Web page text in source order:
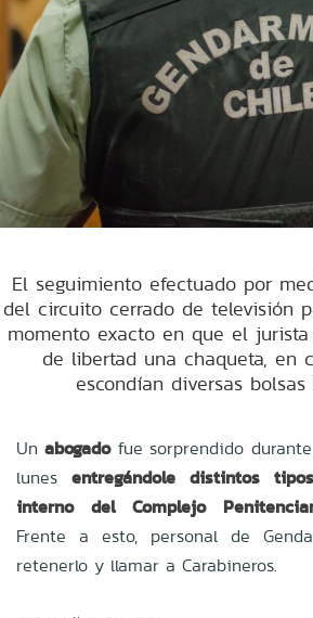
El seguimiento efectuado por
del circuito cerrado de televisión
momento exacto en que el
de libertad una chaqueta, en
escondían diversas bolsas
Unabogadofue sorprendido
lunes entregándole distintos
interno del Complejo
Frente a esto, personal de
retenerlo y llamar a Carabineros.